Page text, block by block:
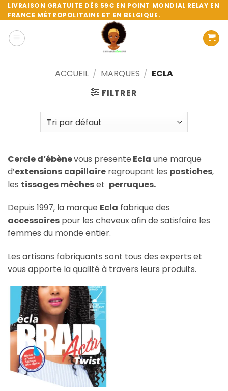
Passer
au
contenu
LIVRAISON GRATUITE DÈS 59€ EN POINT MONDIAL RELAY EN
FRANCE MÉTROPOLITAINE ET EN BELGIQUE.
ACCUEIL / MARQUES / ECLA
FILTRER
Cercle d’ébènevous presente Ecla une marque
d’extensions capillaire regroupant les postiches,
les tissages mècheset perruques.
Depuis 1997, la marque Ecla fabrique des
accessoires pour les cheveuxafin de satisfaire les
femmes du monde entier.
Les artisans fabriquants sont tous des experts et
vous apporte la qualité à travers leurs produits.